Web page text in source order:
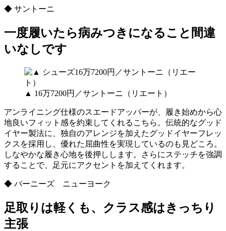
◆ サントーニ
一度履いたら病みつきになること間違
いなしです
▲ 16万7200円／サントーニ（リエート）
アンライニング仕様のスエードアッパーが、履き始めから心
地良いフィット感を約束してくれるこちら。伝統的なグッド
イヤー製法に、独自のアレンジを加えたグッドイヤーフレッ
クスを採用し、優れた屈曲性を実現しているのも見どころ。
しなやかな履き心地を後押しします。さらにステッチを強調
することで、足元にアクセントを加えてくれます。
◆ バーニーズ ニューヨーク
足取りは軽くも、クラス感はきっちり
主張